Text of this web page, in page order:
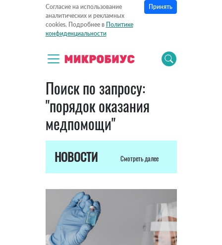
Согласие на использование
аналитических и рекламных
cookies. Подробнее в Политике
конфиденциальности
Принять
Поиск по запросу:
"порядок оказания
медпомощи"
НОВОСТИ Смотреть далее